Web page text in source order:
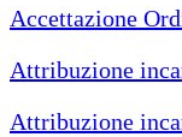
Accettazione
Attribuzione
Attribuzione